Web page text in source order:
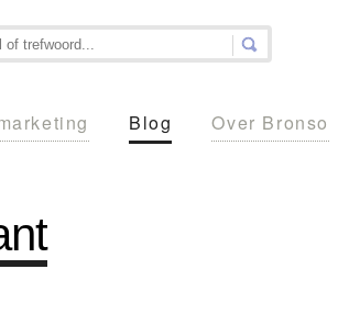
Blog Over Bronso